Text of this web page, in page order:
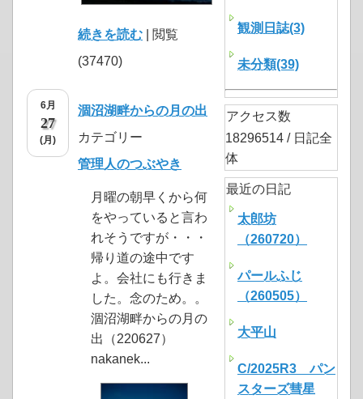
続きを読む | 閲覧
(37470)
6月
27
(月)
涸沼湖畔からの月の出
カテゴリー
管理人のつぶやき
月曜の朝早くから何
をやっていると言わ
れそうですが・・・
帰り道の途中です
よ。会社にも行きま
した。念のため。。
涸沼湖畔からの月の
出（220627）
nakanek...
観測日誌(3)
未分類(39)
アクセス数
18296514 / 日記全
体
最近の日記
太郎坊
（260720）
パールふじ
（260505）
大平山
C/2025R3 パン
スターズ彗星